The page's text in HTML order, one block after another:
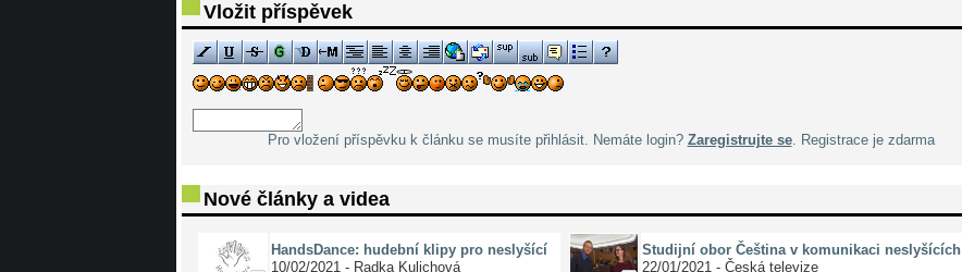
Vložit příspěvek
Pro vložení příspěvku k článku se musíte přihlásit. Nemáte login? Zaregistrujte se. Registrace je zdarma
Nové články a videa
HandsDance: hudební klipy pro neslyšící
10/02/2021 - Radka Kulichová
Studijní obor Čeština v komunikaci neslyšících
22/01/2021 - Česká televize